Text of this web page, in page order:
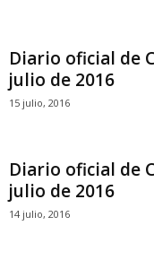
Diario oficial de
julio de 2016
15 julio, 2016
Diario oficial de
julio de 2016
14 julio, 2016